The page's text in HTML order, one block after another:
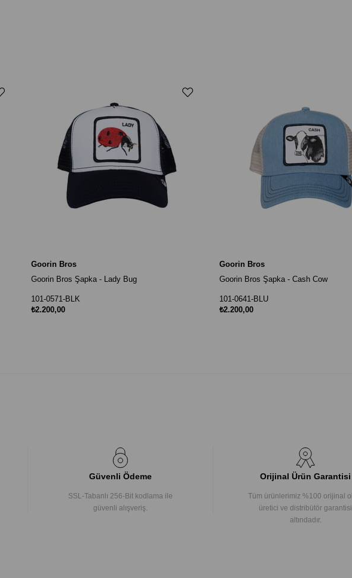
Goorin Bros
Goorin Bros Şapka - Lady Bug
101-0571-BLK
₺2.200,00
Goorin Bros
Goorin Bros Şapka - Cash Cow
101-0641-BLU
₺2.200,00
Güvenli Ödeme
SSL-Tabanlı 256-Bit kodlama ile
güvenli alışveriş.
Orijinal Ürün Garantisi
Tüm ürünlerimiz %100 orijinal
üretici ve distribütör garantisi
altındadır.